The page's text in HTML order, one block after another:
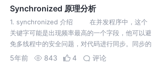
Synchronized 原理分析
1. synchronized 介绍 在并发程序中，这个
关键字可能是出现频率最高的一个字段，他可以避
免多线程中的安全问题，对代码进行同步。同步的
方式其实就是隐式的加锁，加锁过程是有 jvm 帮我
5年前 843 4 评论